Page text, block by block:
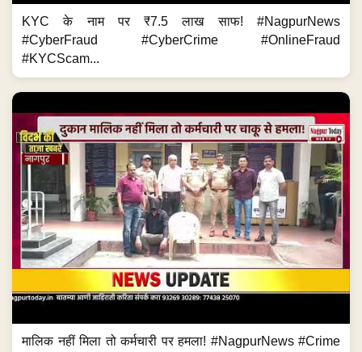
KYC के नाम पर ₹7.5 लाख साफ! #NagpurNews
#CyberFraud #CyberCrime #OnlineFraud
#KYCScam...
मालिक नहीं मिला तो कर्मचारी पर हमला! #NagpurNews #Crime